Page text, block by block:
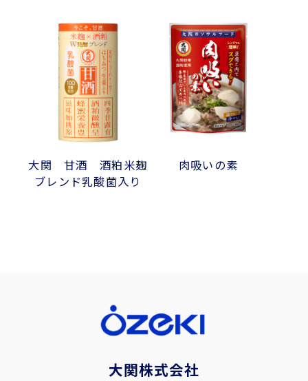
大関 甘酒 酒粕米麹
ブレンド乳酸菌入り
肉吸いの素
大関株式会社